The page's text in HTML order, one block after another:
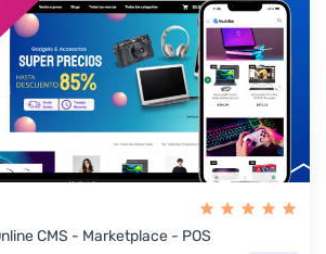
CMS - Marketplace - POS